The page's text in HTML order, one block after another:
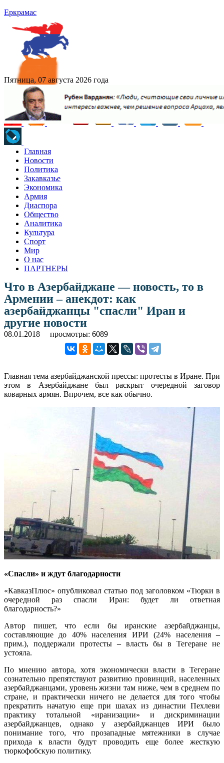
Еркрамас
Пятница, 07 августа 2026 года
Главная
Новости
Политика
Закавказье
Экономика
Армия
Диаспора
Общество
Аналитика
Культура
Спорт
Мир
О нас
ПАРТНЕРЫ
Что в Азербайджане — новость, то в
Армении – анекдот: как
азербайджанцы "спасли" Иран и
другие новости
08.01.2018 просмотры: 6089
Главная тема азербайджанской прессы: протесты в Иране. При
этом в Азербайджане был раскрыт очередной заговор
коварных армян. Впрочем, все как обычно.
«Спасли» и ждут благодарности
«КавказПлюс» опубликовал статью под заголовком «Тюрки в
очередной раз спасли Иран: будет ли ответная
благодарность?»
Автор пишет, что если бы иранские азербайджанцы,
составляющие до 40% населения ИРИ (24% населения –
прим.), поддержали протесты – власть бы в Тегеране не
устояла.
По мнению автора, хотя экономически власти в Тегеране
сознательно препятствуют развитию провинций, населенных
азербайджанцами, уровень жизни там ниже, чем в среднем по
стране, и практически ничего не делается для того чтобы
прекратить начатую еще при шахах из династии Пехлеви
практику тотальной «иранизации» и дискриминации
азербайджанцев, однако у азербайджанцев ИРИ было
понимание того, что прозападные мятежники в случае
прихода к власти будут проводить еще более жесткую
тюркофобскую политику.